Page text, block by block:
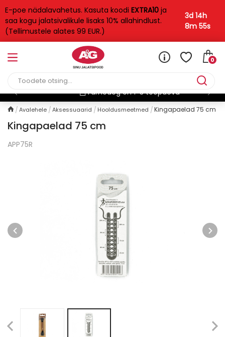
E-poe nädalavahetus. Kasuta koodi EXTRA10 ja
saa kogu jalatsivalikule lisaks 10% allahindlust.
(Tellimustele alates 99 EUR.)
3d 14h
8m 55s
0
Tasuta kohaletoimetamine
Avalehele Aksessuaarid Hooldusmeetmed Kingapaelad 75 cm
Kingapaelad 75 cm
APP75R